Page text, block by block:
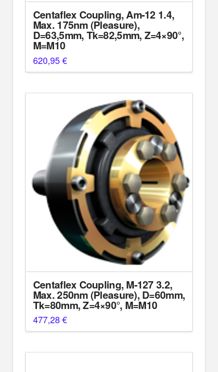
Centaflex Coupling, Am-12 1.4,
Max. 175nm (Pleasure),
D=63,5mm, Tk=82,5mm, Z=4×90°,
M=M10
620,95€
Centaflex Coupling, M-127 3.2,
Max. 250nm (Pleasure), D=60mm,
Tk=80mm, Z=4×90°, M=M10
477,28€